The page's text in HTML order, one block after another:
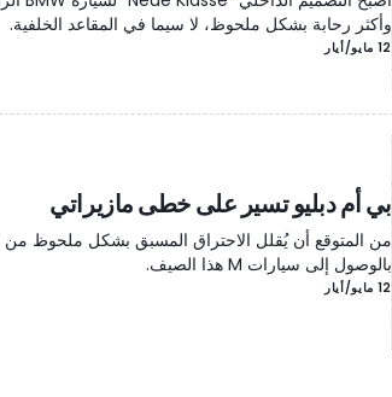
وأكثر رحابة بشكل ملحوظ، لا سيما في المقاعد الخلفية.
12 مايو/أيار
بي أم دبليو تسير على خطى مازيراتي
من المتوقع أن يُقلل الاحتراق المسبق بشكل ملحوظ من
بالوصول إلى سيارات M هذا الصيف.
12 مايو/أيار